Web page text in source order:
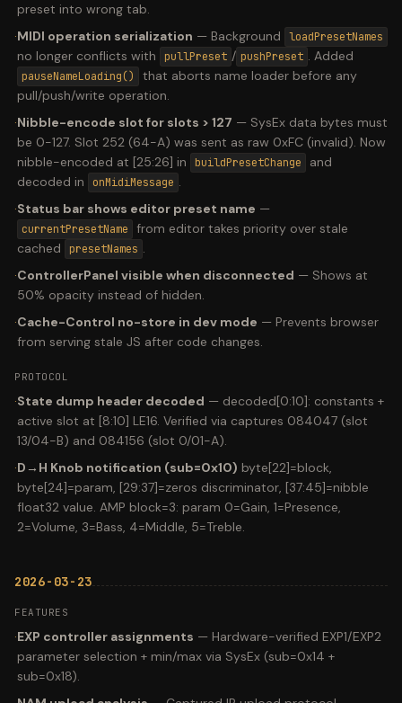
preset into wrong tab.
·MIDI operation serialization — Background loadPresetNames
no longer conflicts with pullPreset / pushPreset . Added
pauseNameLoading()
that aborts name loader before any
pull/push/write operation.
·Nibble-encode slot for slots > 127 — SysEx data bytes must
be 0-127. Slot 252 (64-A) was sent as raw 0xFC (invalid). Now
nibble-encoded at [25:26] in
buildPresetChange
and
decoded in
onMidiMessage .
·Status bar shows editor preset name —
currentPresetName
from editor takes priority over stale
cached
presetNames .
·ControllerPanel visible when disconnected — Shows at
50% opacity instead of hidden.
·Cache-Control no-store in dev mode — Prevents browser
from serving stale JS after code changes.
PROTOCOL
·State dump header decoded — decoded[0:10]: constants +
active slot at [8:10] LE16. Verified via captures 084047 (slot
13/04-B) and 084156 (slot 0/01-A).
·D→H Knob notification (sub=0x10) byte[22]=block,
byte[24]=param, [29:37]=zeros discriminator, [37:45]=nibble
float32 value. AMP block=3: param 0=Gain, 1=Presence,
2=Volume, 3=Bass, 4=Middle, 5=Treble.
2026-03-23
FEATURES
·EXP controller assignments — Hardware-verified EXP1/EXP2
parameter selection + min/max via SysEx (sub=0x14 +
sub=0x18).